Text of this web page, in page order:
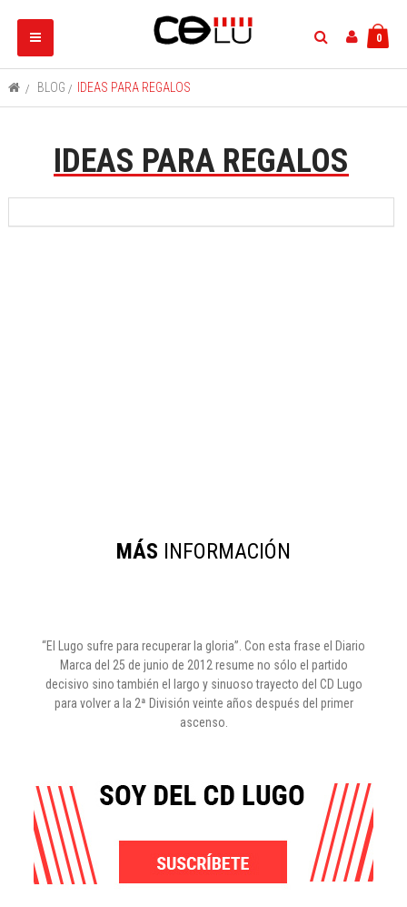
Navegación
Toggle
0
> BLOG > IDEAS PARA REGALOS
IDEAS PARA REGALOS
MÁS INFORMACIÓN
“El Lugo sufre para recuperar la gloria”. Con esta frase el Diario
Marca del 25 de junio de 2012 resume no sólo el partido
decisivo sino también el largo y sinuoso trayecto del CD Lugo
para volver a la 2ª División veinte años después del primer
ascenso.